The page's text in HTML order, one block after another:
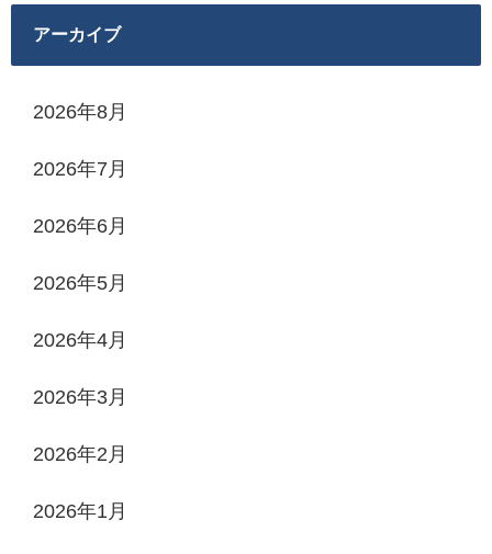
アーカイブ
2026年8月
2026年7月
2026年6月
2026年5月
2026年4月
2026年3月
2026年2月
2026年1月